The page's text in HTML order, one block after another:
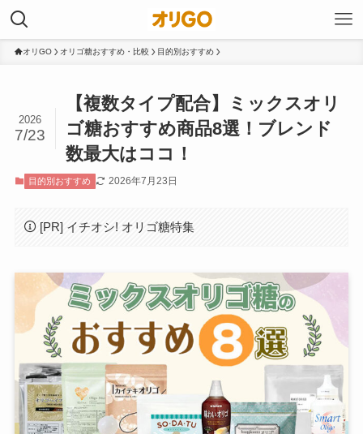
オリGO オリゴ糖おすすめ・比較 目的別おすすめ
【複数タイプ配合】ミックスオリ
ゴ糖おすすめ商品8選！ブレンド
数最大はココ！
2026
7/23
目的別おすすめ 2026年7月23日
[PR] イチオシ! オリゴ糖特集